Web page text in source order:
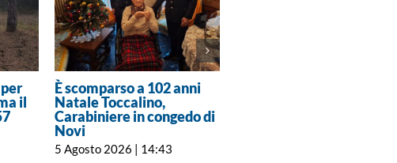
il
È scomparso a 102 anni
Natale Toccalino,
Carabiniere in congedo di
Novi
5 Agosto 2026 | 14:43